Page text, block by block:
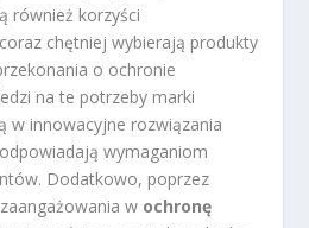
również korzyści
chętniej wybierają produkty
o ochronie
na te potrzeby marki
w innowacyjne rozwiązania
wymaganiom
Dodatkowo, poprzez
w ochronę